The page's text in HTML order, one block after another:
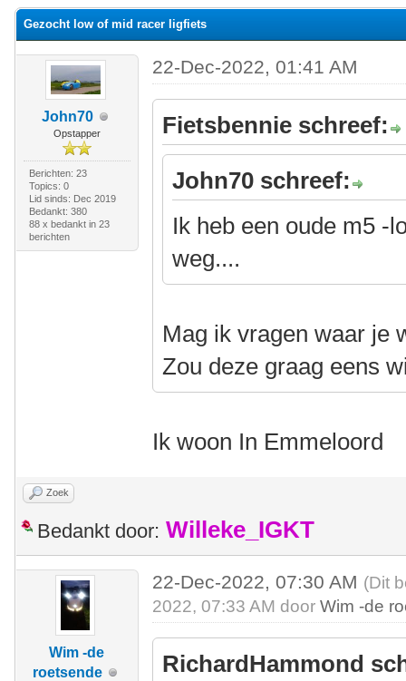
Gezocht low of mid racer ligfiets
John70
Opstapper
Berichten: 23
Topics: 0
Lid sinds: Dec 2019
Bedankt: 380
88 x bedankt in 23
berichten
22-Dec-2022, 01:41 AM
Fietsbennie schreef:
John70 schreef:
Ik heb een oude m5 -
weg....
Mag ik vragen waar je
Zou deze graag eens
Ik woon In Emmeloord
Zoek
Bedankt door: Willeke_IGKT
Wim -de
roetsende
22-Dec-2022, 07:30 AM (Dit
2022, 07:33 AM doorWim -de
RichardHammond